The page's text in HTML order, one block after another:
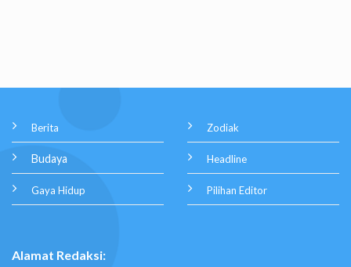
Berita
Budaya
Gaya Hidup
Zodiak
Headline
Pilihan Editor
Alamat Redaksi: